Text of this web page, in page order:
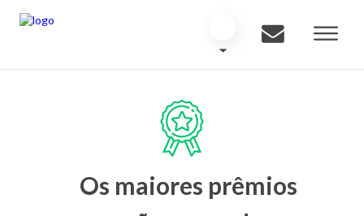
Os maiores prêmios